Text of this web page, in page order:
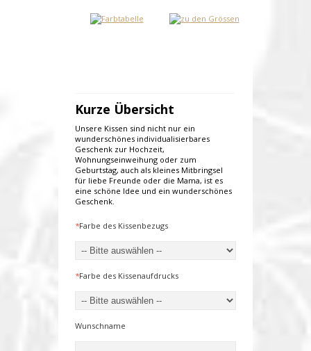
Kurze Übersicht
Unsere Kissen sind nicht nur ein
wunderschönes individualisierbares
Geschenk zur Hochzeit,
Wohnungseinweihung oder zum
Geburtstag, auch als kleines Mitbringsel
für liebe Freunde oder die Mama, ist es
eine schöne Idee und ein wunderschönes
Geschenk.
*Farbe des Kissenbezugs
*Farbe des Kissenaufdrucks
Wunschname